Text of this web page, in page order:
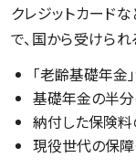
クレジットカード
で、国から受けら
「老齢基礎年金
基礎年金の半
納付した保険
現役世代の保